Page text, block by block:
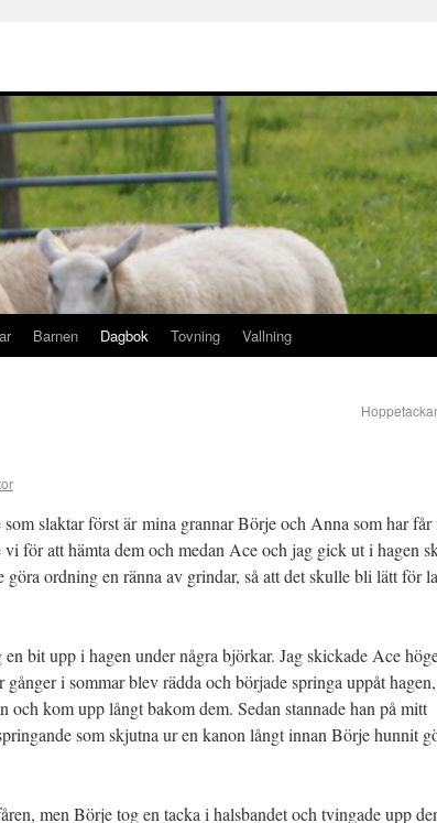
Barnen Dagbok Tovning Vallning
slaktar först är mina grannar Börje och Anna som har får
för att hämta dem och medan Ace och jag gick ut i hagen
ordning en ränna av grindar, så att det skulle bli lätt för
bit upp i hagen under några björkar. Jag skickade Ace
gånger i sommar blev rädda och började springa uppåt
och kom upp långt bakom dem. Sedan stannade han på mitt
som skjutna ur en kanon långt innan Börje hunnit
men Börje tog en tacka i halsbandet och tvingade upp